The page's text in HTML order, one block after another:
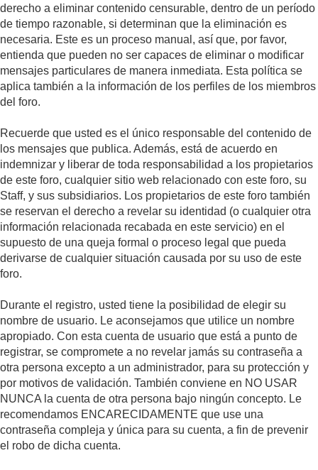
derecho a eliminar contenido censurable, dentro de un período
de tiempo razonable, si determinan que la eliminación es
necesaria. Este es un proceso manual, así que, por favor,
entienda que pueden no ser capaces de eliminar o modificar
mensajes particulares de manera inmediata. Esta política se
aplica también a la información de los perfiles de los miembros
del foro.
Recuerde que usted es el único responsable del contenido de
los mensajes que publica. Además, está de acuerdo en
indemnizar y liberar de toda responsabilidad a los propietarios
de este foro, cualquier sitio web relacionado con este foro, su
Staff, y sus subsidiarios. Los propietarios de este foro también
se reservan el derecho a revelar su identidad (o cualquier otra
información relacionada recabada en este servicio) en el
supuesto de una queja formal o proceso legal que pueda
derivarse de cualquier situación causada por su uso de este
foro.
Durante el registro, usted tiene la posibilidad de elegir su
nombre de usuario. Le aconsejamos que utilice un nombre
apropiado. Con esta cuenta de usuario que está a punto de
registrar, se compromete a no revelar jamás su contraseña a
otra persona excepto a un administrador, para su protección y
por motivos de validación. También conviene en NO USAR
NUNCA la cuenta de otra persona bajo ningún concepto. Le
recomendamos ENCARECIDAMENTE que use una
contraseña compleja y única para su cuenta, a fin de prevenir
el robo de dicha cuenta.